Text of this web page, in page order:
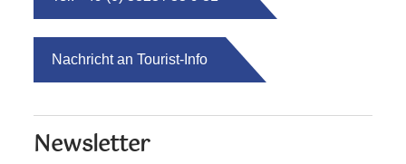
Nachricht an Tourist-Info
Newsletter